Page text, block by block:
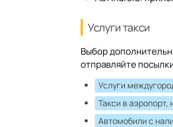
Услуги такси
Выбор
отправляйте
Услуги
Такси в
Автомобили с